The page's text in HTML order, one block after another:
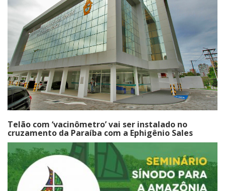
Telão com ‘vacinômetro’ vai ser instalado no
cruzamento da Paraíba com a Ephigênio Sales